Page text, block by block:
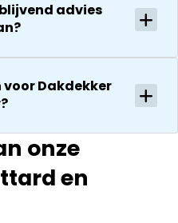
advies
Dakdekker
onze
en